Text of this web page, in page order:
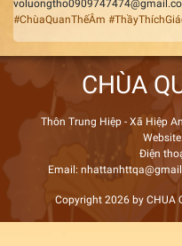
#ChùaQuanThếÂm
CHÙA
Thôn Trung Hiệp - Xã Hiệp
Điện
Email:
Copyright 2026 by CHUA